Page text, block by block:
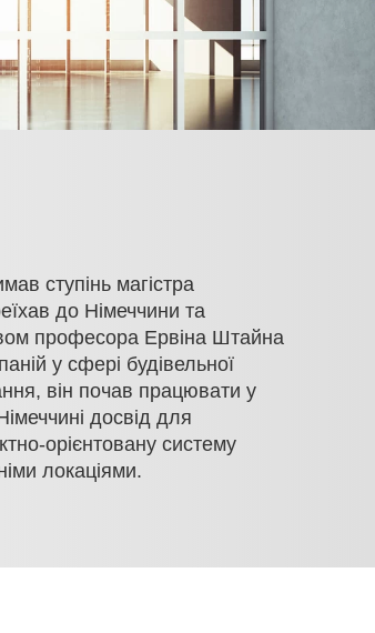
ступінь магістра
до Німеччини та
професора Ервіна Штайна
у сфері будівельної
він почав працювати у
досвід для
орієнтовану систему
локаціями.